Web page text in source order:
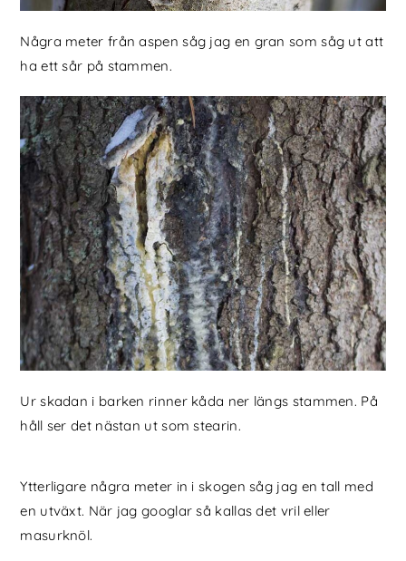
Några meter från aspen såg jag en gran som såg ut att
ha ett sår på stammen.
Ur skadan i barken rinner kåda ner längs stammen. På
håll ser det nästan ut som stearin.
Ytterligare några meter in i skogen såg jag en tall med
en utväxt. När jag googlar så kallas det vril eller
masurknöl.